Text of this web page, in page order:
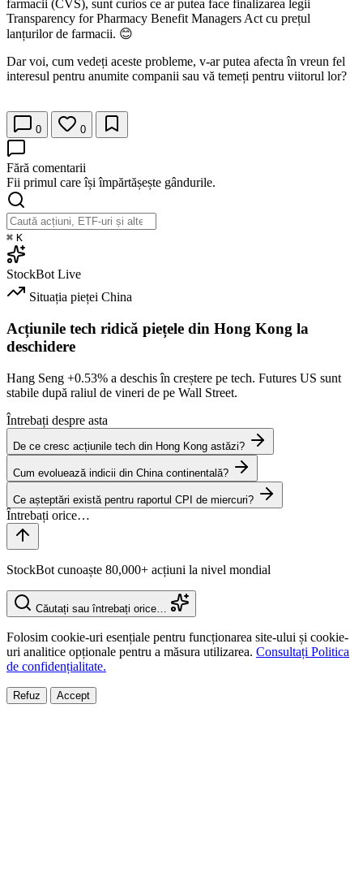
farmacii (CVS), sunt curios ce ar putea face finalizarea legii
Transparency for Pharmacy Benefit Managers Act cu prețul
lanțurilor de farmacii. 😊
Dar voi, cum vedeți aceste probleme, v-ar putea afecta în vreun fel
interesul pentru anumite companii sau vă temeți pentru viitorul lor?
0 0
Fără comentarii
Fii primul care își împărtășește gândurile.
⌘ K
StockBot Live
Situația pieței China
Acțiunile tech ridică piețele din Hong Kong la
deschidere
Hang Seng +0.53% a deschis în creștere pe tech. Futures US sunt
stabile după raliul de vineri de pe Wall Street.
Întrebați despre asta
De ce cresc acțiunile tech din Hong Kong astăzi?
Cum evoluează indicii din China continentală?
Ce așteptări există pentru raportul CPI de miercuri?
StockBot cunoaște 80,000+ acțiuni la nivel mondial
Căutați sau întrebați orice…
Folosim cookie-uri esențiale pentru funcționarea site-ului și cookie-
uri analitice opționale pentru a măsura utilizarea. Consultați Politica
de confidențialitate.
Refuz Accept